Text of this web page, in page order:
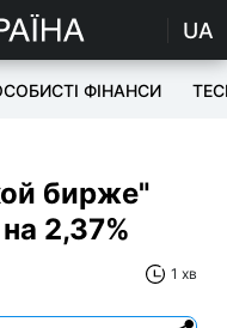
UA
ФІНАНСИ
бирже"
2,37%
1 хв